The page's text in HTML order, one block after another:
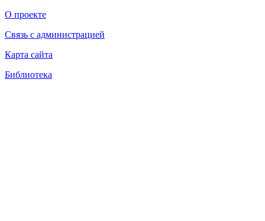
О проекте
Связь с администрацией
Карта сайта
Библиотека